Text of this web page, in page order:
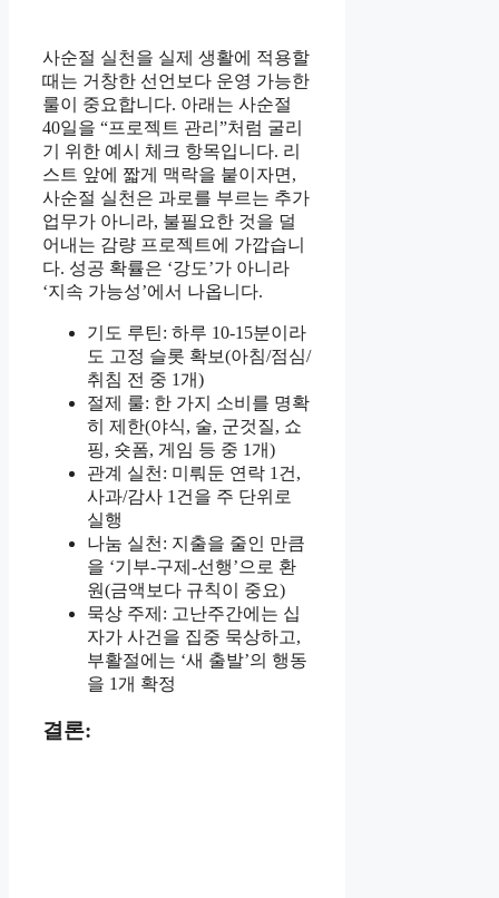
사순절 실천을 실제 생활에 적용할
때는 거창한 선언보다 운영 가능한
룰이 중요합니다. 아래는 사순절
40일을 “프로젝트 관리”처럼 굴리
기 위한 예시 체크 항목입니다. 리
스트 앞에 짧게 맥락을 붙이자면,
사순절 실천은 과로를 부르는 추가
업무가 아니라, 불필요한 것을 덜
어내는 감량 프로젝트에 가깝습니
다. 성공 확률은 ‘강도’가 아니라
‘지속 가능성’에서 나옵니다.
기도 루틴: 하루 10-15분이라
도 고정 슬롯 확보(아침/점심/
취침 전 중 1개)
절제 룰: 한 가지 소비를 명확
히 제한(야식, 술, 군것질, 쇼
핑, 숏폼, 게임 등 중 1개)
관계 실천: 미뤄둔 연락 1건,
사과/감사 1건을 주 단위로
실행
나눔 실천: 지출을 줄인 만큼
을 ‘기부-구제-선행’으로 환
원(금액보다 규칙이 중요)
묵상 주제: 고난주간에는 십
자가 사건을 집중 묵상하고,
부활절에는 ‘새 출발’의 행동
을 1개 확정
결론: